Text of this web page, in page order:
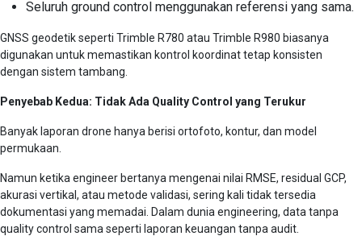
Seluruh ground control menggunakan referensi yang sama.
GNSS geodetik seperti Trimble R780 atau Trimble R980 biasanya
digunakan untuk memastikan kontrol koordinat tetap konsisten
dengan sistem tambang.
Penyebab Kedua: Tidak Ada Quality Control yang Terukur
Banyak laporan drone hanya berisi ortofoto, kontur, dan model
permukaan.
Namun ketika engineer bertanya mengenai nilai RMSE, residual GCP,
akurasi vertikal, atau metode validasi, sering kali tidak tersedia
dokumentasi yang memadai. Dalam dunia engineering, data tanpa
quality control sama seperti laporan keuangan tanpa audit.